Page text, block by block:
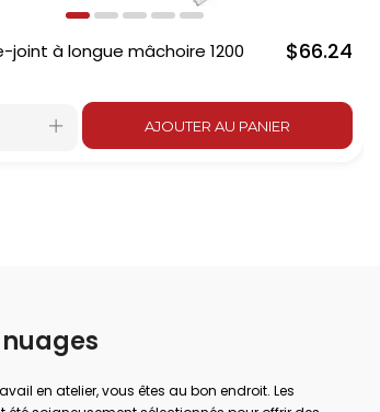
joint à longue mâchoire 1200
$66.24
AJOUTER AU PANIER
en atelier, vous êtes au bon endroit. Les